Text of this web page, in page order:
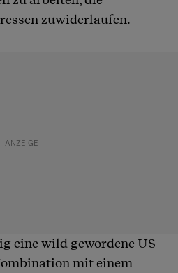
zuwiderlaufen.
eine wild gewordene US-
mit einem